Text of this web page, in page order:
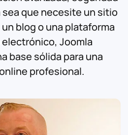
sea que necesite un sitio
blog o una plataforma
Joomla
base sólida para una
profesional.